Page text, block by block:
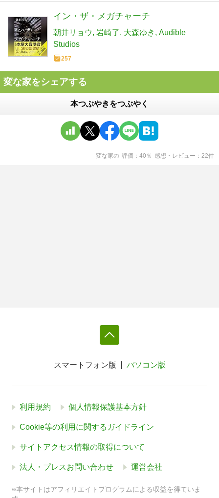
イン・ザ・メガチャーチ
朝井リョウ 岩崎了 大森ゆき
Audible
Studios
257
変な家をシェアする
本つぶやきをつぶやく
変な家の 評価 40 ％ 感想・レビュー 22件
スマートフォン版 パソコン版
利用規約 個人情報保護基本方針
Cookie等の利用に関するガイドライン
サイトアクセス情報の取得について
法人・プレスお問い合わせ 運営会社
※本サイトはアフィリエイトプログラムによる収益を得ていま